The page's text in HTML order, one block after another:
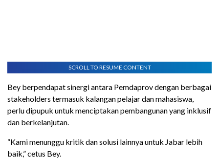
SCROLL TO RESUME CONTENT
Bey berpendapat sinergi antara Pemdaprov dengan berbagai
stakeholders termasuk kalangan pelajar dan mahasiswa,
perlu dipupuk untuk menciptakan pembangunan yang inklusif
dan berkelanjutan.
“Kami menunggu kritik dan solusi lainnya untuk Jabar lebih
baik,” cetus Bey.